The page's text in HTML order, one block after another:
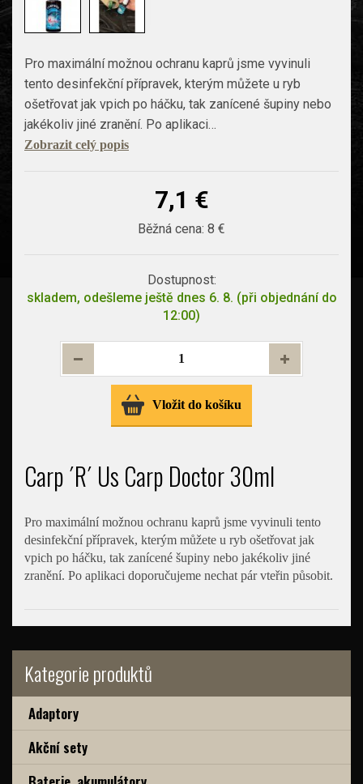
Kategorie produktů
Adaptory
Akční sety
Pro maximální možnou ochranu kaprů jsme vyvinuli
tento desinfekční přípravek, kterým můžete u ryb
ošetřovat jak vpich po háčku, tak zanícené šupiny nebo
jakékoliv jiné zranění. Po aplikaci…
Zobrazit celý popis
7,1 €
Běžná cena: 8 €
Dostupnost:
skladem, odešleme ještě dnes 6. 8. (při objednání do
12:00)
Vložit do košíku
Carp ´R´ Us Carp Doctor 30ml
Pro maximální možnou ochranu kaprů jsme vyvinuli tento
desinfekční přípravek, kterým můžete u ryb ošetřovat jak
vpich po háčku, tak zanícené šupiny nebo jakékoliv jiné
zranění. Po aplikaci doporučujeme nechat pár vteřin působit.